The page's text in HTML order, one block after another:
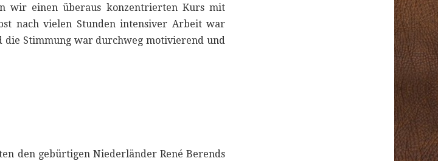
wir einen überaus konzentrierten Kurs mit
nach vielen Stunden intensiver Arbeit war
die Stimmung war durchweg motivierend und
den gebürtigen Niederländer René Berends